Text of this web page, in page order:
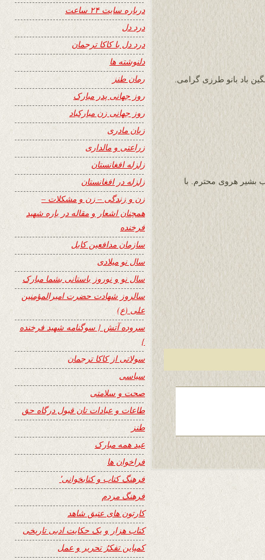
باد بانو طرزی گرامی.
۲۴ ساعت و جناب بشیر هروی محترم. با
درباره سایت ۲۴ ساعت
درد دل
درد دل با کاکا ترجمان
دلنوشته ها
رمان طنز
روز جهانی پدر مبارک
روز جهانی زن مبارکباد
زبان مادری
زراعتی و مالداری
زلزله افغانستان
زلزله در افغانستان
زن و زندگی – زن و مشکلات –
همچنان اشعار و مقاله در باره شهید
فرخنده
سازمان مدافعین کابل
سال نو میلادی
سال نو و نوروز باستانی بشما مبارک
سالروز شهادت حضرت امیرالمؤمنین
علی (ع)
سروده آتش { سوگنامه شهید فرخنده
}
سولاتی از کاکا ترجمان
سیاسی
صحت و سلامتی
طاعات و عبادات تان قبول درگاه حق
طنز
عید همه مبارک
فراخوان ها
فرهنگ کتاب و کتابخوانی٬
فرهنگ مردم
کارتون های عتیق شاهد
کتاب هزار و یک حکایت ادبی تاریخی
کمپاین تفکرُ تحریر و عمل